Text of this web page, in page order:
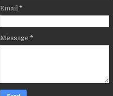
Email *
Message *